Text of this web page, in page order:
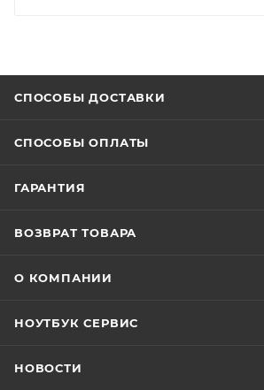
СПОСОБЫ ДОСТАВКИ
СПОСОБЫ ОПЛАТЫ
ГАРАНТИЯ
ВОЗВРАТ ТОВАРА
О КОМПАНИИ
НОУТБУК СЕРВИС
НОВОСТИ